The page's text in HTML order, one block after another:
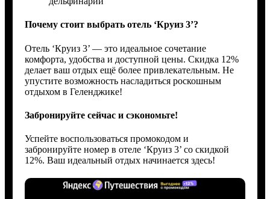
Почему стоит выбрать отель ‘Круиз 3’?
Отель ‘Круиз 3’ — это идеальное сочетание
комфорта, удобства и доступной цены. Скидка 12%
делает ваш отдых ещё более привлекательным. Не
упустите возможность насладиться роскошным
отдыхом в Геленджике!
Забронируйте сейчас и сэкономьте!
Успейте воспользоваться промокодом и
забронируйте номер в отеле ‘Круиз 3’ со скидкой
12%. Ваш идеальный отдых начинается здесь!